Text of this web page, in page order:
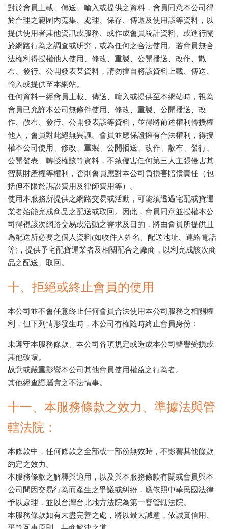
對於會員上載、傳送、輸入或提供之資料，會員同意本公司得
於合理之範圍內蒐集、處理、保存、傳遞及使用該等資料，以
提供使用者其他資訊或服務、或作成會員統計資料、或進行關
於網路行為之調查或研究，或為任何之合法使用。若會員無合
法權利得授權他人使用、修改、重製、公開播送、改作、散
布、發行、公開發表某資料，請勿擅自將該資料上載、傳送、
輸入或提供至本網站。
任何資料一經會員上載、傳送、輸入或提供至本網站時，視為
會員已允許本公司無條件使用、修改、重製、公開播送、改
作、散布、發行、公開發表該等資料，並得將前述權利轉授權
他人，會員對此絕無異議。會員並應保證擁有合法權利，得授
權本公司使用、修改、重製、公開播送、改作、散布、發行、
公開發表、轉授權該等資料，不致侵害任何第三人主張侵害其
智慧財產權等權利，否則會員應對本公司負損害賠償責任（包
括但不限於訴訟費用及律師費用等）。
使用本服務所提供之網路交易或活動，可能須透過宅配或貨運
業者始能完成商品之配送或取回。因此，會員同意並授權本公
司得視該次網路交易或活動之需求及目的，將由會員所提供且
為配送所必要之個人資料(如收件人姓名、配送地址、連絡電話
等)，提供予宅配貨運業者及相關配合之廠商，以利完成該次商
品之配送、取回。
十、拒絕或終止會員的使用
本公司並不會任意終止任何會員合法使用本公司服務之相關權
利，但下列情形發生時，本公司有權隨時終止會員身份：
未遵守本服務條款、本公司各項規定或造成本公司聲譽受損或
其他破壞。
故意或嚴重影響本公司其他會員使用權益之行為者。
其他經查證屬實之不法情事。
十一、本服務條款之效力、準據法與管
轄法院：
本條款中，任何條款之全部或一部份無效時，不影響其他條款
約定之效力。
本服務條款之解釋與適用，以及與本服務條款有關或會員與本
公司間因交易行為而產生之爭議或糾紛，應依照中華民國法律
予以處理，並以台灣台北地方法院為第一審管轄法院。
本服務條款如有未盡完善之處，將以最大誠意，依誠實信用、